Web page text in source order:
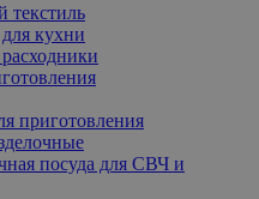
текстиль
кухни
приготовления
посуда для СВЧ и